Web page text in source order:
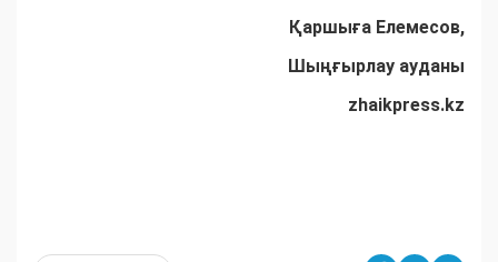
Қаршыға Елемесов,
Шыңғырлау ауданы
zhaikpress.kz